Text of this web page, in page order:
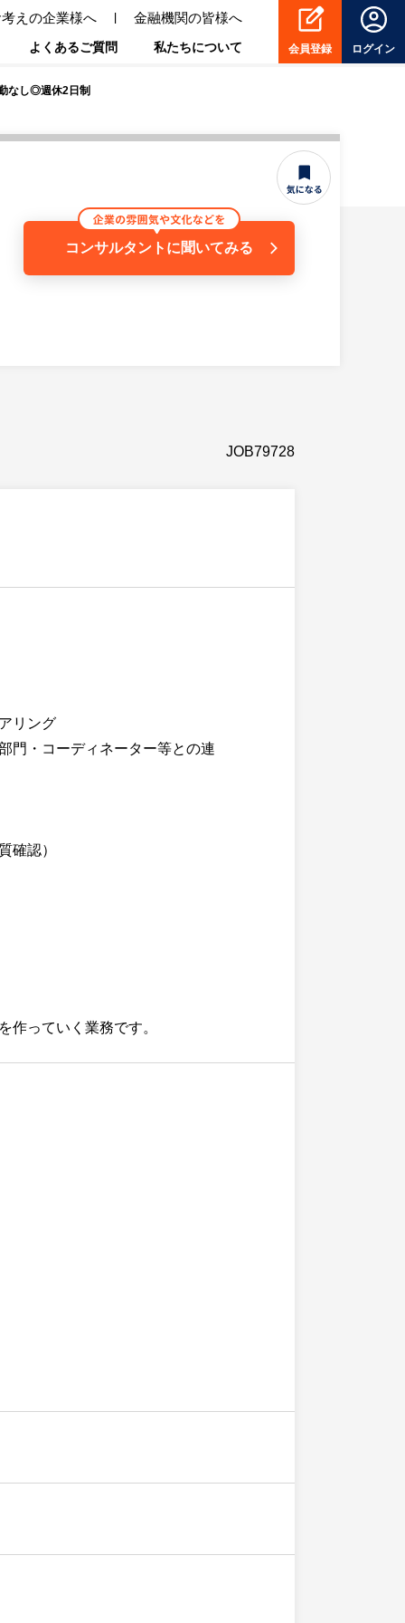
えの企業様へ 金融機関の皆様へ
よくあるご質問 私たちについて 会員登録 ログイン
なし◎週休2日制
コンサルタントに聞いてみる
JOB79728
リング
門・コーディネーター等との連
確認）
作っていく業務です。